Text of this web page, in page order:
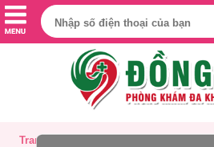
Trang chủ